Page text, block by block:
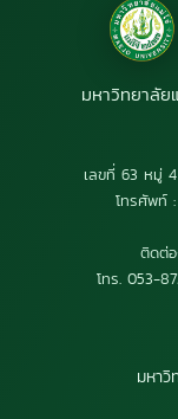
มหาวิทยาลัย
เลขที่ 63 หมู่
โทรศัพท์
ติดต่อ
โทร. 053-
มหาวิ